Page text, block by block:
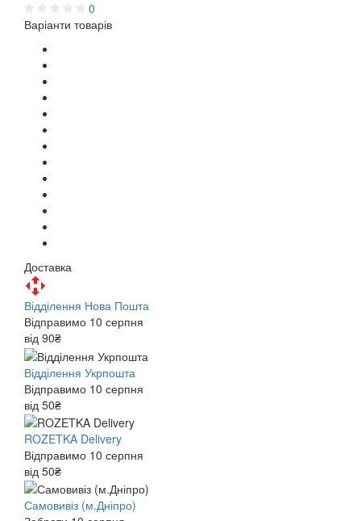
0
Варіанти товарів
Доставка
Відділення Нова Пошта
Відправимо 10 серпня
від 90₴
Відділення Укрпошта
Відправимо 10 серпня
від 50₴
ROZETKA Delivery
Відправимо 10 серпня
від 50₴
Самовивіз (м.Дніпро)